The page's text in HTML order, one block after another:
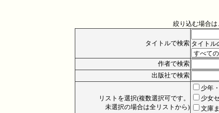
絞り込む場合
タイトルで検索 タイトル
作者で検索
出版社で検索
リストを選択(複数選択可です。
未選択の場合は全リストから)
少年
少女
文庫